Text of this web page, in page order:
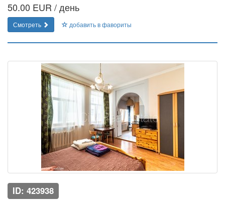
50.00 EUR / день
Смотреть добавить в фавориты
ID: 423938